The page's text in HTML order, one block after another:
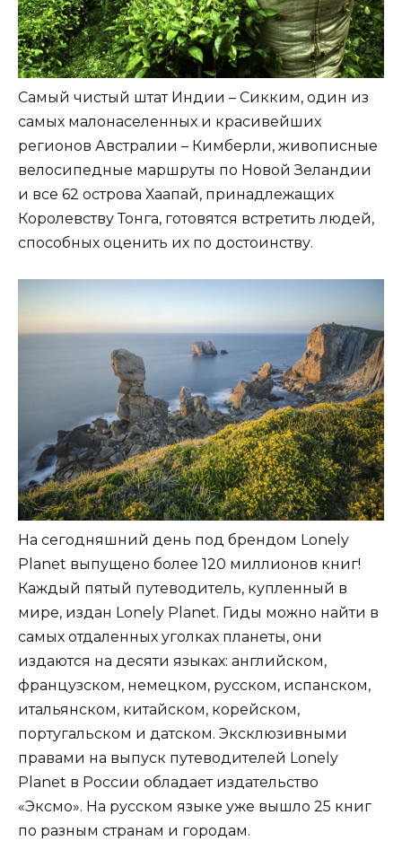
Самый чистый штат Индии – Сикким, один из
самых малонаселенных и красивейших
регионов Австралии – Кимберли, живописные
велосипедные маршруты по Новой Зеландии
и все 62 острова Хаапай, принадлежащих
Королевству Тонга, готовятся встретить людей,
способных оценить их по достоинству.
На сегодняшний день под брендом Lonely
Planet выпущено более 120 миллионов книг!
Каждый пятый путеводитель, купленный в
мире, издан Lonely Planet. Гиды можно найти в
самых отдаленных уголках планеты, они
издаются на десяти языках: английском,
французском, немецком, русском, испанском,
итальянском, китайском, корейском,
португальском и датском. Эксклюзивными
правами на выпуск путеводителей Lonely
Planet в России обладает издательство
«Эксмо». На русском языке уже вышло 25 книг
по разным странам и городам.